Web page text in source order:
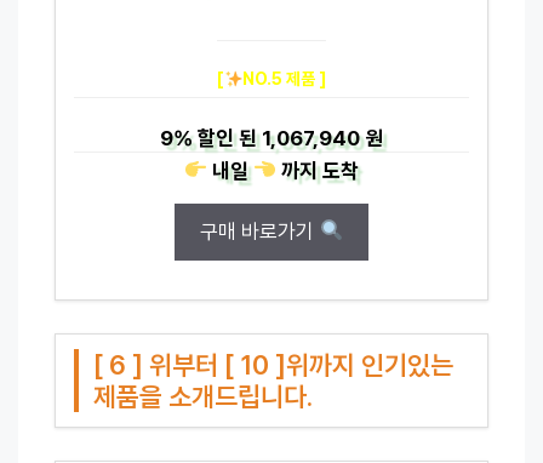
[ NO.5 제품 ]
9%할인 된1,067,940 원
내일
까지도착
구매 바로가기
[ 6 ] 위부터 [ 10 ]위까지 인기있는
제품을 소개드립니다.